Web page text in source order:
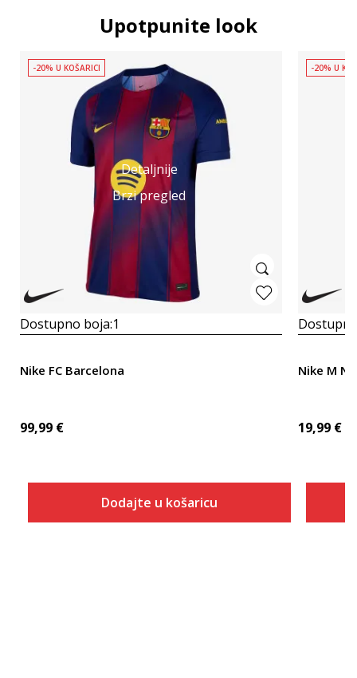
Upotpunite look
Detaljnije
Brzi pregled
-20% U KOŠARICI
Dostupno boja:1
Nike FC Barcelona
99,99 €
Dodajte u košaricu
-20% U
Nike M NK
19,99 €